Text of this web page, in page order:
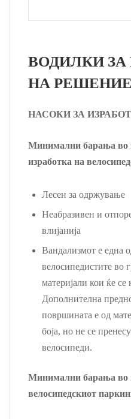
ВОДИЛКИ ЗА
НА
НАСОКИ ЗА
Минимални барања во
изработка на
Лесен за одржување
Неабразивен и
влијанија
Вандализмот е една
велосипедистите во
материјали кои ќе се
Дополнителна
површината е од
боја, но не се
велосипеди.
Минимални барања во
велосипедскиот